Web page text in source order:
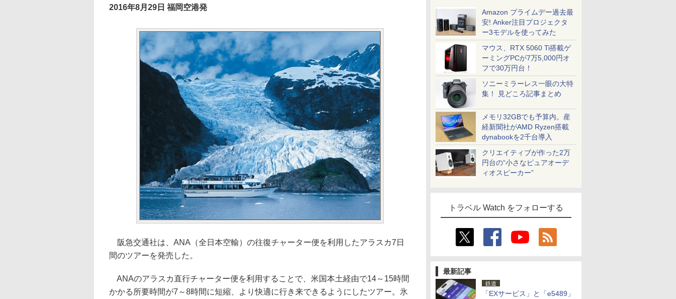
Amazon プライムデー過去最
安! Anker注目プロジェクタ
ー3モデルを使ってみた
マウス、RTX 5060 Ti搭載ゲ
ーミングPCが7万5,000円オ
フで30万円台！
ソニーミラーレス一眼の大特
集！ 見どころ記事まとめ
メモリ32GBでも予算内。産
経新聞社がAMD Ryzen搭載
dynabookを2千台導入
クリエイティブが作った2万
円台の“小さなピュアオーデ
ィオスピーカー”
トラベル Watch をフォローする
最新記事
鉄道
「EXサービス」と「e5489」
2016年8月29日 福岡空港発
阪急交通社は、ANA（全日本空輸）の往復チャーター便を利用したアラスカ7日
間のツアーを発売した。
ANAのアラスカ直行チャーター便を利用することで、米国本土経由で14～15時間
かかる所要時間が7～8時間に短縮、より快適に行き来できるようにしたツアー。氷